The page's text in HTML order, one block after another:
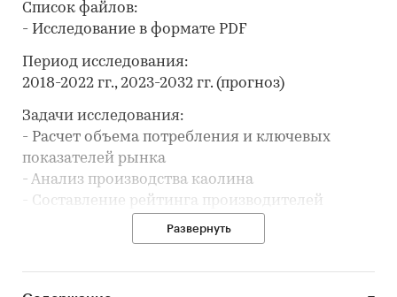
Список файлов:
- Исследование в формате PDF
Период исследования:
2018-2022 гг., 2023-2032 гг. (прогноз)
Задачи исследования:
- Расчет объема потребления и ключевых
показателей рынка
- Анализ производства каолина
- Составление рейтинга производителей
- Анализ импорта и экспорта
- Формирование прогноза развития рынка
В разделе `Ведущие производители`
Развернуть